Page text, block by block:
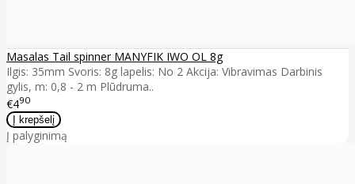
Masalas Tail spinner MANYFIK IWO OL 8g
Ilgis: 35mm Svoris: 8g lapelis: No 2 Akcija: Vibravimas Darbinis
gylis, m: 0,8 - 2 m Plūdruma..
€490
Į palyginimą